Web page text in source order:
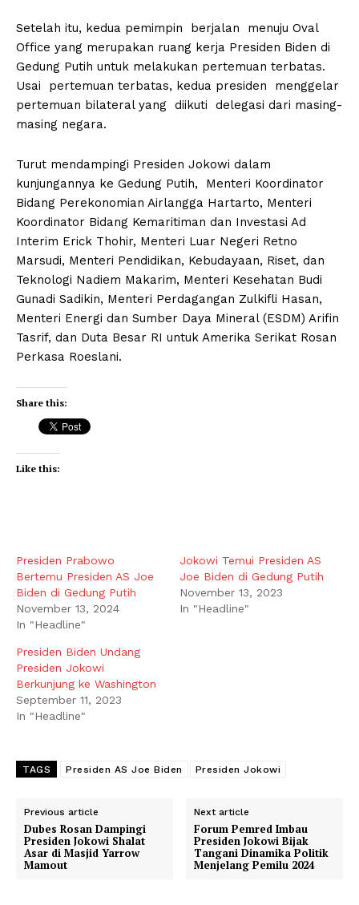
Setelah itu, kedua pemimpin berjalan menuju Oval
Office yang merupakan ruang kerja Presiden Biden di
Gedung Putih untuk melakukan pertemuan terbatas.
Usai pertemuan terbatas, kedua presiden menggelar
pertemuan bilateral yang diikuti delegasi dari masing-
masing negara.
Turut mendampingi Presiden Jokowi dalam
kunjungannya ke Gedung Putih, Menteri Koordinator
Bidang Perekonomian Airlangga Hartarto, Menteri
Koordinator Bidang Kemaritiman dan Investasi Ad
Interim Erick Thohir, Menteri Luar Negeri Retno
Marsudi, Menteri Pendidikan, Kebudayaan, Riset, dan
Teknologi Nadiem Makarim, Menteri Kesehatan Budi
Gunadi Sadikin, Menteri Perdagangan Zulkifli Hasan,
Menteri Energi dan Sumber Daya Mineral (ESDM) Arifin
Tasrif, dan Duta Besar RI untuk Amerika Serikat Rosan
Perkasa Roeslani.
Share this:
Like this:
Presiden Prabowo
Bertemu Presiden AS Joe
Biden di Gedung Putih
November 13, 2024
In "Headline"
Jokowi Temui Presiden AS
Joe Biden di Gedung Putih
November 13, 2023
In "Headline"
Presiden Biden Undang
Presiden Jokowi
Berkunjung ke Washington
September 11, 2023
In "Headline"
TAGS Presiden AS Joe Biden Presiden Jokowi
Previous article
Dubes Rosan Dampingi
Presiden Jokowi Shalat
Asar di Masjid Yarrow
Mamout
Next article
Forum Pemred Imbau
Presiden Jokowi Bijak
Tangani Dinamika Politik
Menjelang Pemilu 2024